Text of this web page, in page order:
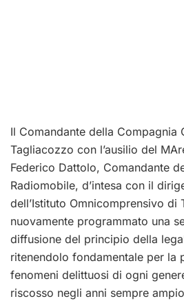
Il Comandante della Compagnia
Tagliacozzo con l’ausilio del
Federico Dattolo, Comandante
Radiomobile, d’intesa con il
dell’Istituto Omnicomprensivo di
nuovamente programmato una
diffusione del principio della
ritenendolo fondamentale per la
fenomeni delittuosi di ogni
riscosso negli anni sempre